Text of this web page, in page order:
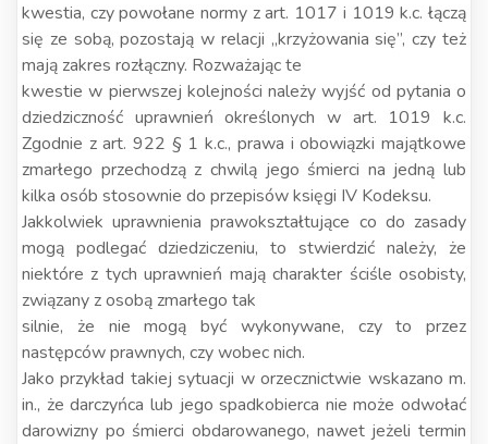
kwestia, czy powołane normy z art. 1017 i 1019 k.c. łączą
się ze sobą, pozostają w relacji „krzyżowania się”, czy też
mają zakres rozłączny. Rozważając te
kwestie w pierwszej kolejności należy wyjść od pytania o
dziedziczność uprawnień określonych w art. 1019 k.c.
Zgodnie z art. 922 § 1 k.c., prawa i obowiązki majątkowe
zmarłego przechodzą z chwilą jego śmierci na jedną lub
kilka osób stosownie do przepisów księgi IV Kodeksu.
Jakkolwiek uprawnienia prawokształtujące co do zasady
mogą podlegać dziedziczeniu, to stwierdzić należy, że
niektóre z tych uprawnień mają charakter ściśle osobisty,
związany z osobą zmarłego tak
silnie, że nie mogą być wykonywane, czy to przez
następców prawnych, czy wobec nich.
Jako przykład takiej sytuacji w orzecznictwie wskazano m.
in., że darczyńca lub jego spadkobierca nie może odwołać
darowizny po śmierci obdarowanego, nawet jeżeli termin